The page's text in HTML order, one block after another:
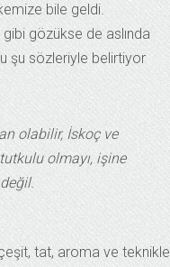
bile geldi.
gözükse de aslında
şu sözleriyle belirtiyor
olabilir, İskoç ve
olmayı, işine
tat, aroma ve teknikle